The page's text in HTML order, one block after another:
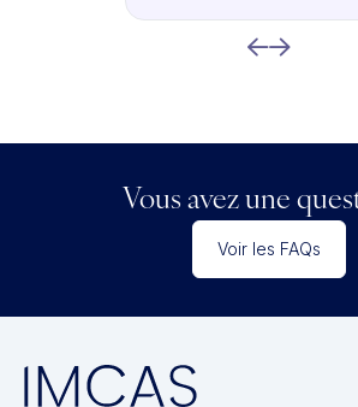
Vous avez une
Voir les FAQs